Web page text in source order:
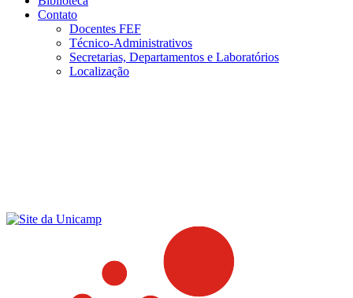
Contato
Docentes FEF
Técnico-Administrativos
Secretarias, Departamentos e Laboratórios
Localização